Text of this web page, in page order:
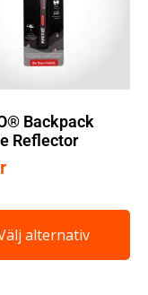
Backpack
Reflector
alternativ